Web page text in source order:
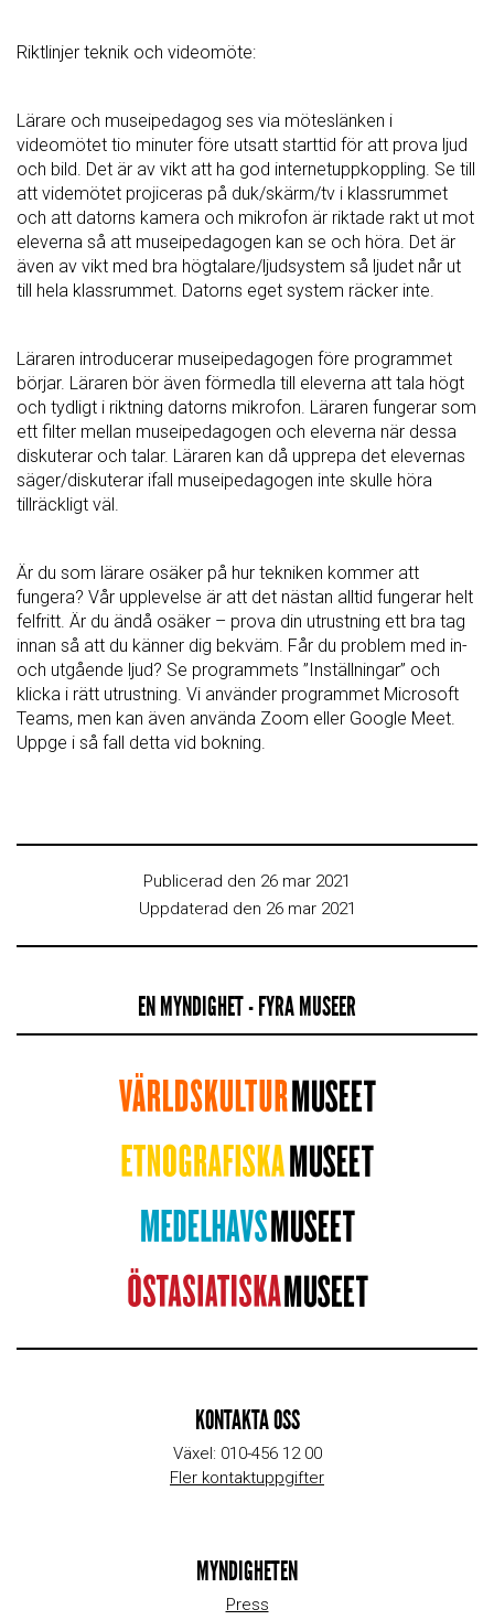
Riktlinjer teknik och videomöte:
Lärare och museipedagog ses via möteslänken i
videomötet tio minuter före utsatt starttid för att prova ljud
och bild. Det är av vikt att ha god internetuppkoppling. Se till
att videmötet projiceras på duk/skärm/tv i klassrummet
och att datorns kamera och mikrofon är riktade rakt ut mot
eleverna så att museipedagogen kan se och höra. Det är
även av vikt med bra högtalare/ljudsystem så ljudet når ut
till hela klassrummet. Datorns eget system räcker inte.
Läraren introducerar museipedagogen före programmet
börjar. Läraren bör även förmedla till eleverna att tala högt
och tydligt i riktning datorns mikrofon. Läraren fungerar som
ett filter mellan museipedagogen och eleverna när dessa
diskuterar och talar. Läraren kan då upprepa det elevernas
säger/diskuterar ifall museipedagogen inte skulle höra
tillräckligt väl.
Är du som lärare osäker på hur tekniken kommer att
fungera? Vår upplevelse är att det nästan alltid fungerar helt
felfritt. Är du ändå osäker – prova din utrustning ett bra tag
innan så att du känner dig bekväm. Får du problem med in-
och utgående ljud? Se programmets ”Inställningar” och
klicka i rätt utrustning. Vi använder programmet Microsoft
Teams, men kan även använda Zoom eller Google Meet.
Uppge i så fall detta vid bokning.
Publicerad den 26 mar 2021
Uppdaterad den 26 mar 2021
EN MYNDIGHET - FYRA MUSEER
KONTAKTA OSS
Växel: 010-456 12 00
Fler kontaktuppgifter
MYNDIGHETEN
Press